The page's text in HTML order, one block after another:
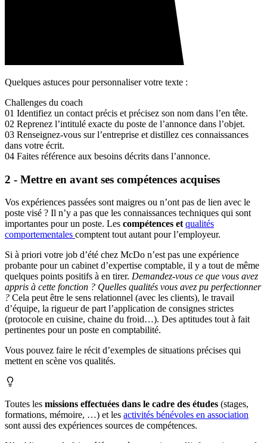
Quelques astuces pour personnaliser votre texte :
Challenges du coach
01 Identifiez un contact précis et précisez son nom dans l’en tête.
02 Reprenez l’intitulé exacte du poste de l’annonce dans l’objet.
03 Renseignez-vous sur l’entreprise et distillez ces connaissances
dans votre écrit.
04 Faites référence aux besoins décrits dans l’annonce.
2 - Mettre en avant ses compétences acquises
Vos expériences passées sont maigres ou n’ont pas de lien avec le
poste visé ? Il n’y a pas que les connaissances techniques qui sont
importantes pour un poste. Les compétences et qualités
comportementales comptent tout autant pour l’employeur.
Si à priori votre job d’été chez McDo n’est pas une expérience
probante pour un cabinet d’expertise comptable, il y a tout de même
quelques points positifs à en tirer. Demandez-vous ce que vous avez
appris à cette fonction ? Quelles qualités vous avez pu perfectionner
? Cela peut être le sens relationnel (avec les clients), le travail
d’équipe, la rigueur de part l’application de consignes strictes
(protocole en cuisine, chaine du froid…). Des aptitudes tout à fait
pertinentes pour un poste en comptabilité.
Vous pouvez faire le récit d’exemples de situations précises qui
mettent en scène vos qualités.
Toutes les missions effectuées dans le cadre des études (stages,
formations, mémoire, …) et les activités bénévoles en association
sont aussi des expériences sources de compétences.